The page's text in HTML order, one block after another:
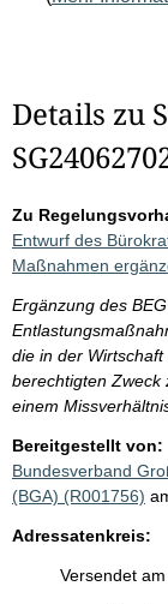
Details zu
Zu
Entwurf des
Maßnahmen
Ergänzung des
die in der
berechtigten Zweck
einem
Bereitgestellt von:
Bundesverband
(BGA) (R001756)
Adressatenkreis:
Versendet